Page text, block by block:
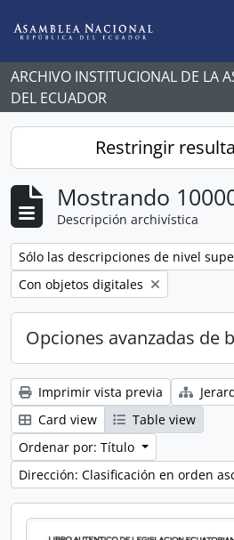
ARCHIVO INSTITUCIONAL DE LA
DEL ECUADOR
Restringir
Mostrando
Descripción archivística
Remove filter:
Sólo las descripciones de nivel
Remove filter:
Con objetos digitales
Opciones avanzadas de
Imprimir vista previa
Card view
Table view
Ordenar por: Título
Dirección: Clasificación en orden